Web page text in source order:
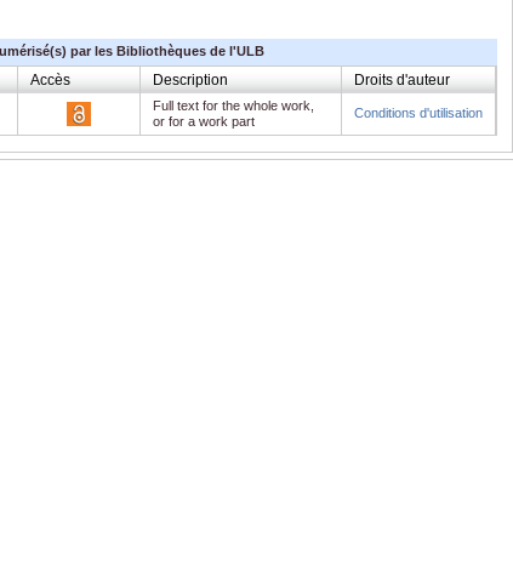
par les Bibliothèques de l'ULB
Accès Description Droits d'auteur
Full text for the whole work,
or for a work part
Conditions d'utilisation